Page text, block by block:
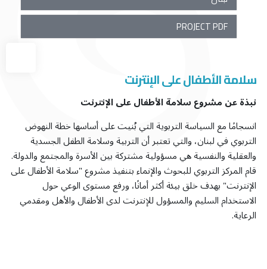
PROJECT PDF
سلامة الأطفال على الإنترنت
نبذة عن مشروع سلامة الأطفال على الإنترنت
انسجامًا مع السياسة التربوية التي بُنيت على أساسها خطة النهوض
التربوي في لبنان، والتي تعتبر أن التربية وسلامة الطفل الجسدية
والعقلية والنفسية هي مسؤولية مشتركة بين الأسرة والمجتمع والدولة.
قام المركز التربوي للبحوث والإنماء بتنفيذ مشروع "سلامة الأطفال على
الإنترنت" بهدف خلق بيئة أكثر أمانًا، ورفع مستوى الوعي حول
الاستخدام السليم والمسؤول للإنترنت لدى الأطفال والأهل ومقدمي
الرعاية.